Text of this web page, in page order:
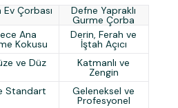
Ev Çorbası Defne Yapraklı
Gurme Çorba
Ana
Kokusu
Derin, Ferah ve
İştah Açıcı
ve Düz Katmanlı ve
Zengin
Standart Geleneksel ve
Profesyonel